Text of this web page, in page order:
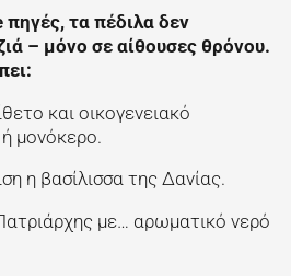
τα πέδιλα δεν
– μόνο σε αίθουσες θρόνου.
και οικογενειακό
ή μονόκερο.
η βασίλισσα της Δανίας.
με… αρωματικό νερό